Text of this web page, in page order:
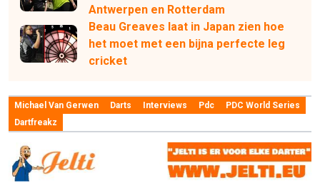
Antwerpen en Rotterdam
Beau Greaves laat in Japan zien hoe
het moet met een bijna perfecte leg
cricket
Michael Van Gerwen Darts Interviews Pdc
PDC World Series
Dartfreakz